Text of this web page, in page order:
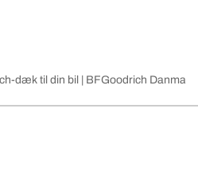
dæk til din bil | BFGoodrich Danmark